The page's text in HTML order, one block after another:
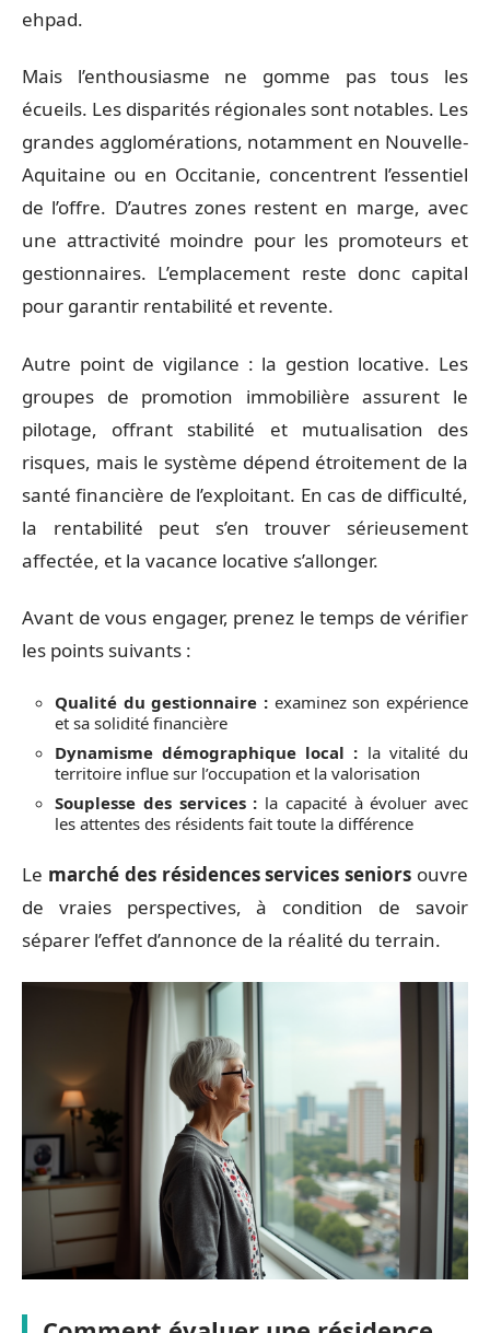
ehpad.
Mais l’enthousiasme ne gomme pas tous les
écueils. Les disparités régionales sont notables. Les
grandes agglomérations, notamment en Nouvelle-
Aquitaine ou en Occitanie, concentrent l’essentiel
de l’offre. D’autres zones restent en marge, avec
une attractivité moindre pour les promoteurs et
gestionnaires. L’emplacement reste donc capital
pour garantir rentabilité et revente.
Autre point de vigilance : la gestion locative. Les
groupes de promotion immobilière assurent le
pilotage, offrant stabilité et mutualisation des
risques, mais le système dépend étroitement de la
santé financière de l’exploitant. En cas de difficulté,
la rentabilité peut s’en trouver sérieusement
affectée, et la vacance locative s’allonger.
Avant de vous engager, prenez le temps de vérifier
les points suivants :
Qualité du gestionnaire : examinez son expérience
et sa solidité financière
Dynamisme démographique local : la vitalité du
territoire influe sur l’occupation et la valorisation
Souplesse des services : la capacité à évoluer avec
les attentes des résidents fait toute la différence
Le marché des résidences services seniors ouvre
de vraies perspectives, à condition de savoir
séparer l’effet d’annonce de la réalité du terrain.